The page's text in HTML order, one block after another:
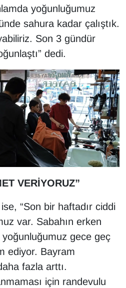
yoğunluğumuz
sahura kadar çalıştık.
Son 3 gündür
dedi.
VERİYORUZ”
“Son bir haftadır ciddi
var. Sabahın erken
gece geç
ediyor. Bayram
fazla arttı.
için randevulu